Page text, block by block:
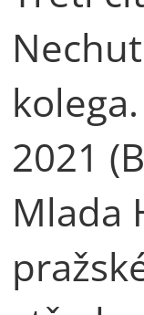
2021
Mlada